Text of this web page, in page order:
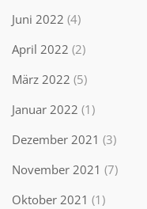
Juni 2022 (4)
April 2022 (2)
März 2022 (5)
Januar 2022 (1)
Dezember 2021 (3)
November 2021 (7)
Oktober 2021 (1)